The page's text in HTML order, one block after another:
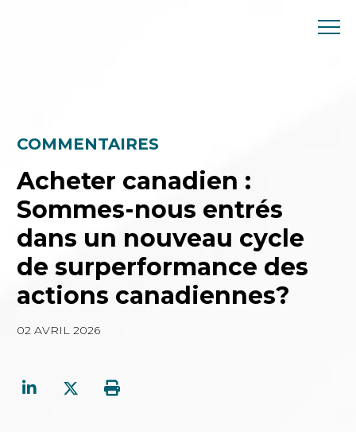
COMMENTAIRES
Acheter canadien :
Sommes-nous entrés
dans un nouveau cycle
de surperformance des
actions canadiennes?
02 AVRIL 2026